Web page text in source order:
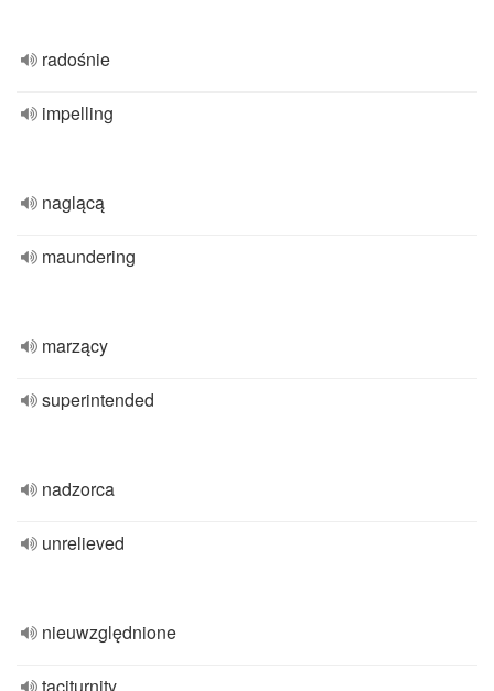
radośnie
impelling
naglącą
maundering
marzący
superintended
nadzorca
unrelieved
nieuwzględnione